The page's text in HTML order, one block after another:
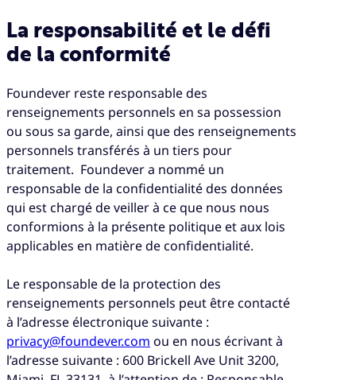
La responsabilité et le défi
de la conformité
Foundever reste responsable des
renseignements personnels en sa possession
ou sous sa garde, ainsi que des renseignements
personnels transférés à un tiers pour
traitement. Foundever a nommé un
responsable de la confidentialité des données
qui est chargé de veiller à ce que nous nous
conformions à la présente politique et aux lois
applicables en matière de confidentialité.
Le responsable de la protection des
renseignements personnels peut être contacté
à l’adresse électronique suivante :
privacy@foundever.com ou en nous écrivant à
l’adresse suivante : 600 Brickell Ave Unit 3200,